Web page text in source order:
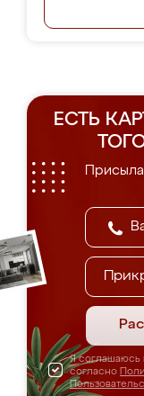
ЕСТЬ
Я соглашаюсь
согласно